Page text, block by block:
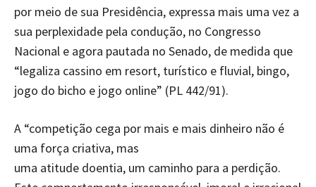
por meio de sua Presidência, expressa mais uma vez a
sua perplexidade pela condução, no Congresso
Nacional e agora pautada no Senado, de medida que
“legaliza cassino em resort, turístico e fluvial, bingo,
jogo do bicho e jogo online” (PL 442/91).
A “competição cega por mais e mais dinheiro não é
uma força criativa, mas
uma atitude doentia, um caminho para a perdição.